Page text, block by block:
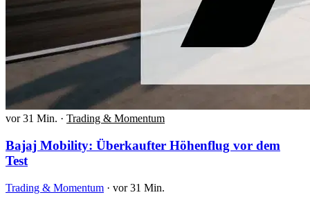
vor 31 Min. · Trading & Momentum
Bajaj Mobility: Überkaufter Höhenflug vor dem
Test
Trading & Momentum · vor 31 Min.